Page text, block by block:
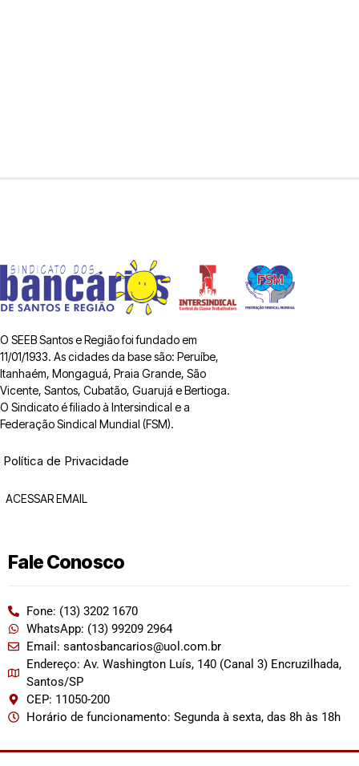
O SEEB Santos e Região foi fundado em
11/01/1933. As cidades da base são: Peruíbe,
Itanhaém, Mongaguá, Praia Grande, São
Vicente, Santos, Cubatão, Guarujá e Bertioga.
O Sindicato é filiado à Intersindical e a
Federação Sindical Mundial (FSM).
Política de Privacidade
ACESSAR EMAIL
Fale Conosco
Fone: (13) 3202 1670
WhatsApp: (13) 99209 2964
Email: santosbancarios@uol.com.br
Endereço: Av. Washington Luís, 140 (Canal 3) Encruzilhada,
Santos/SP
CEP: 11050-200
Horário de funcionamento: Segunda à sexta, das 8h às 18h